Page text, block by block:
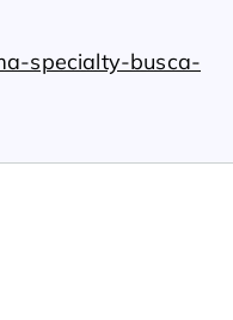
specialty-busca-